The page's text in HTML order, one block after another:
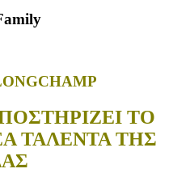
ΤΟ
ΤΑΛΕΝΤΑ ΤΗΣ